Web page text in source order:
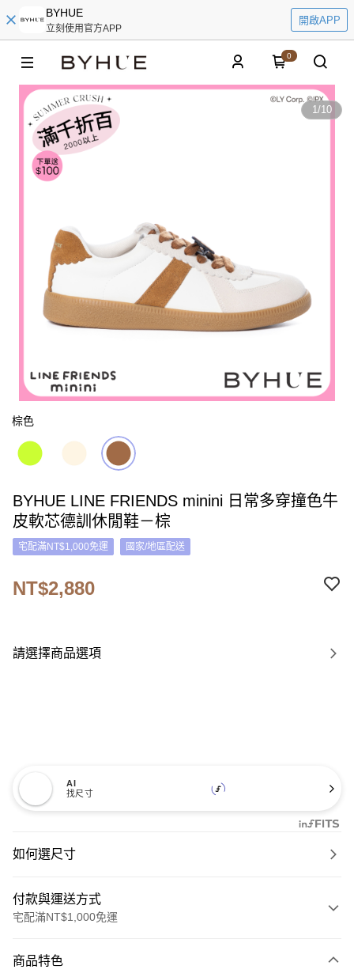
BYHUE
立刻使用官方APP
開啟APP
0
1/10
棕色
BYHUE LINE FRIENDS minini 日常多穿撞色牛
皮軟芯德訓休閒鞋－棕
宅配滿NT$1,000免運 國家/地區配送
NT$2,880
請選擇商品選項
AI
找尺寸
如何選尺寸
付款與運送方式
宅配滿NT$1,000免運
信用卡一次付款
商品特色